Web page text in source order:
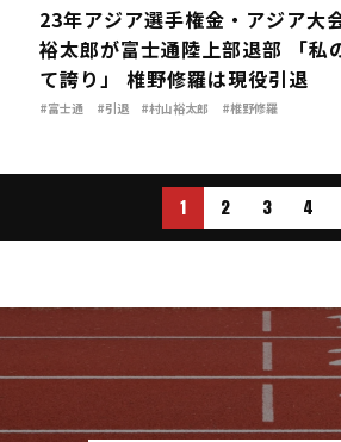
23年アジア選手権金・アジア大
裕太郎が富士通陸上部退部 「私
て誇り」 椎野修羅は現役引退
#富士通 #引退 #村山裕太郎 #椎野修羅
1 2 3 4